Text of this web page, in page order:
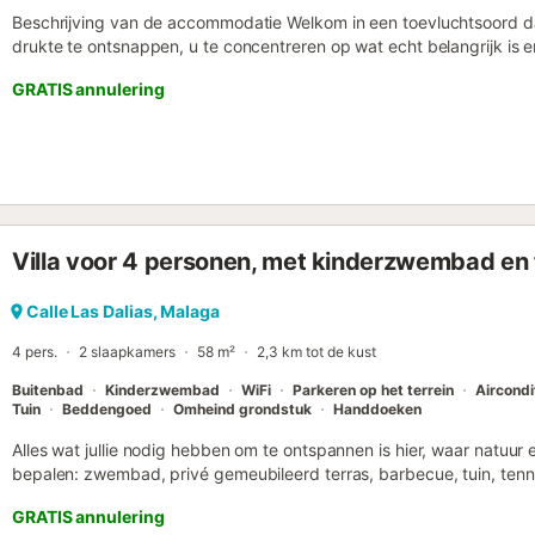
Beschrijving van de accommodatie Welkom in een toevluchtsoord
drukte te ontsnappen, u te concentreren op wat echt belangrijk is
ideale plek voor yoga-retraites, spirituele pauzes of gewoon voor
komen. Het huis beschikt over zes tweepersoonskamers, elk
hoofdchakra's vertegenwoordigt. Dit creëert een unieke sfeer die
ontspanning. De volledig uitgeruste keuken en het gezellige
gemeenschap en gezonde voeding. Buiten biedt een
barbecue beschikbaar. Het hart van deze plek is de yogaruimte:
brandt zachtjes een gouden vuurkorf, omgeven door comfortabele
lichaam en geest t...
GRATIS annulering
Villa voor 4 personen, met kinderzwembad en
Calle Las Dalias, Malaga
4 pers. 2 slaapkamers 58 m² 2,3 km tot de kust
Buitenbad Kinderzwembad WiFi Parkeren op het terrein
Tuin
Beddengoed Omheind grondstuk Handdoeken
Alles wat jullie nodig hebben om te ontspannen is hier, waar natuur
bepalen: zwembad, privé gemeubileerd terras, barbecue, tuin,
van het historische centrum. Gelegen op een rustige plek op de
GRATIS annulering